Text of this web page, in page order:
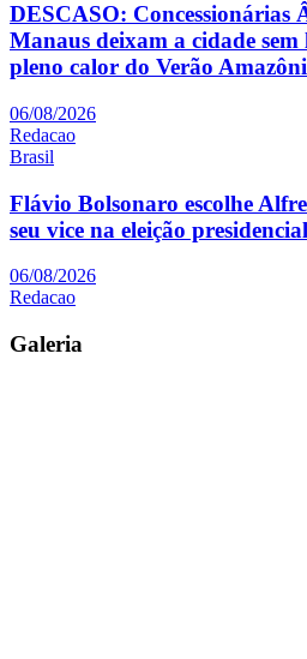
DESCASO: Concessionárias
Manaus deixam a cidade sem
pleno calor do Verão
06/08/2026
Redacao
Brasil
Flávio Bolsonaro escolhe
seu vice na eleição presidencial
06/08/2026
Redacao
Galeria